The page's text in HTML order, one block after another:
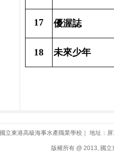
17 優渥誌
18 未來少年
國立東港高級海事水產職業學校｜ 地址：
版權所有 @ 2013, 國